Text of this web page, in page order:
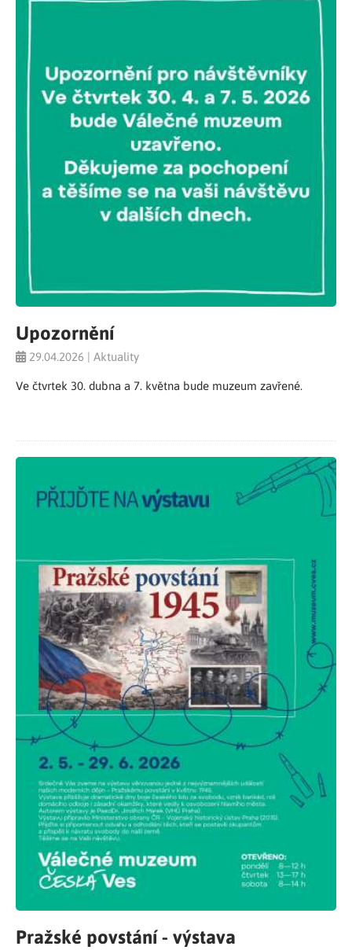
Upozornění
29.04.2026 | Aktuality
Ve čtvrtek 30. dubna a 7. května bude muzeum zavřené.
Pražské povstání - výstava